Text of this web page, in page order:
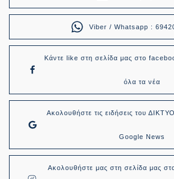
Viber / Whatsapp :
Κάντε like στη σελίδα μας στο
όλα τα νέα
Ακολουθήστε τις ειδήσεις του
Google News
Ακολουθήστε μας στη σελίδα μας